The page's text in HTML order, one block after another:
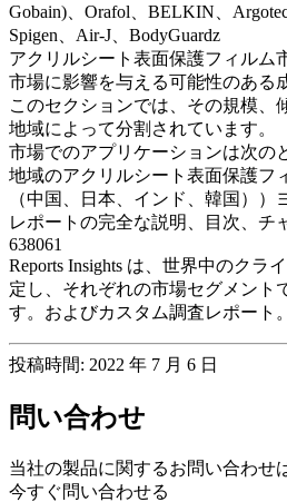
Gobain)、Orafol、BELKIN、
Spigen、Air-J、BodyGuardz
アクリルシート表面保護フィルム
市場に影響を与える可能性のある
このセクションでは、その規模
地域によって分割されています。
市場でのアプリケーションは次の
地域のアクリルシート表面保護フ
（中国、日本、インド、韓国）
レポートの完全な説明、目次、チャ
638061
Reports Insights は、世界中のク
定し、それぞれの市場セグメント
す。およびカスタム調査レポート。
投稿時間: 2022 年 7 月 6 日
問い合わせ
当社の製品に関するお問い合わせ
今すぐ問い合わせる